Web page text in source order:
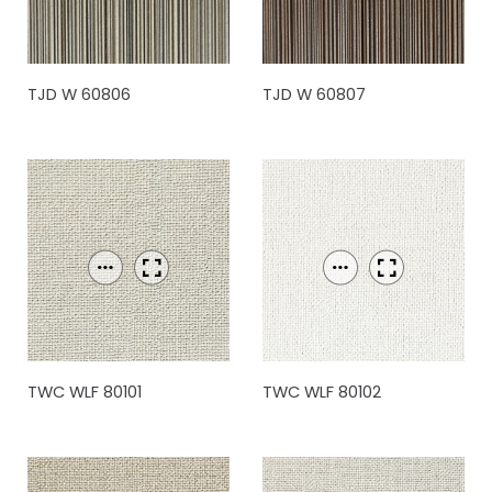
TJD W 60806 TJD W 60807
TWC WLF 80101 TWC WLF 80102